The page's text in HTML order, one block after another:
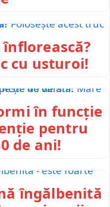
cu usturoi!
în funcție
pentru
de ani!
îngălbenită